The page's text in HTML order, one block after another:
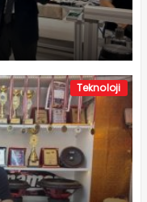
Teknoloji